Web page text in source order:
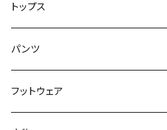
トップス
パンツ
フットウェア